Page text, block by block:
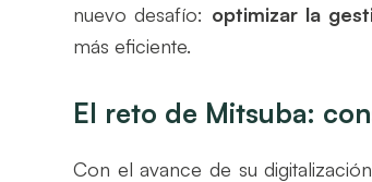
nuevo desafío: optimizar la
más eficiente.
El reto de Mitsuba:
Con el avance de su